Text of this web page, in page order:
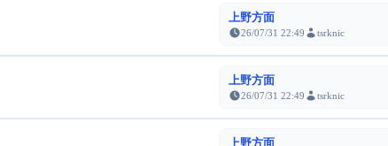
上野方面
26/07/31 22:49 tsrknic
上野方面
26/07/31 22:49 tsrknic
上野方面